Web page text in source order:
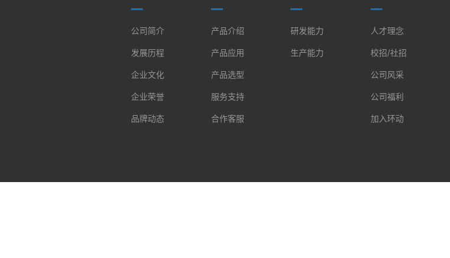
公司简介
发展历程
企业文化
企业荣誉
品牌动态
产品介绍
产品应用
产品选型
服务支持
合作客服
研发能力
生产能力
人才理念
校招/社招
公司风采
公司福利
加入环动